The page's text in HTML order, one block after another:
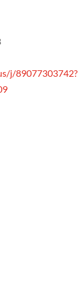
j/89077303742?